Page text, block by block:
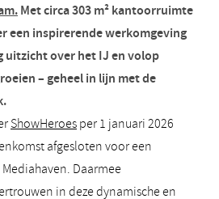
Met circa 303 m² kantoorruimte
een inspirerende werkomgeving
uitzicht over het IJ en volop
– geheel in lijn met de
ShowHeroes per 1 januari 2026
afgesloten voor een
Daarmee
in deze dynamische en